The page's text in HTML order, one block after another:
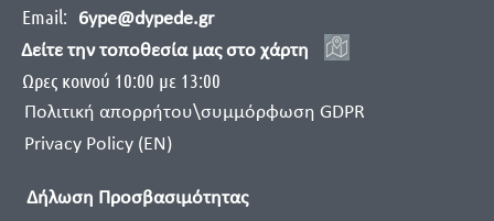
Email:
6ype@dypede.gr
Δείτε την τοποθεσία μας στο χάρτη
Ωρες κοινού 10:00 με 13:00
Πολιτική απορρήτου\συμμόρφωση GDPR
Privacy Policy (EN)
Δήλωση Προσβασιμότητας